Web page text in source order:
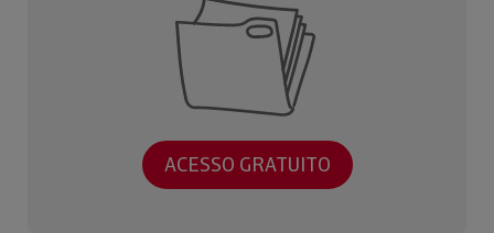
ACESSO GRATUITO